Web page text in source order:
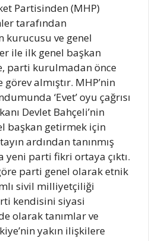
Partisinden (MHP)
tarafından
ve genel
ile ilk genel başkan
parti kurulmadan önce
almıştır. MHP’nin
‘Evet’ oyu çağrısı
Devlet Bahçeli’nin
başkan getirmek için
ardından tanınmış
yeni parti fikri ortaya çıktı.
parti genel olarak etnik
sivil milliyetçiliği
kendisini siyasi
olarak tanımlar ve
yakın ilişkilere